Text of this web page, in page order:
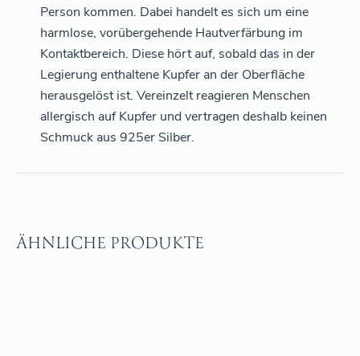
Person kommen. Dabei handelt es sich um eine
harmlose, vorübergehende Hautverfärbung im
Kontaktbereich. Diese hört auf, sobald das in der
Legierung enthaltene Kupfer an der Oberfläche
herausgelöst ist. Vereinzelt reagieren Menschen
allergisch auf Kupfer und vertragen deshalb keinen
Schmuck aus 925er Silber.
ÄHNLICHE PRODUKTE